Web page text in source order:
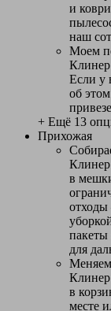
и
наш
Моем
Клинер
Если у
об
+ Ещё 13
Прихожая
в
отходы
для
в
месте